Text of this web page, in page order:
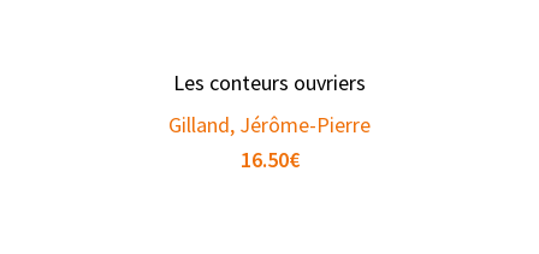
Les conteurs ouvriers
Gilland, Jérôme-Pierre
16.50€